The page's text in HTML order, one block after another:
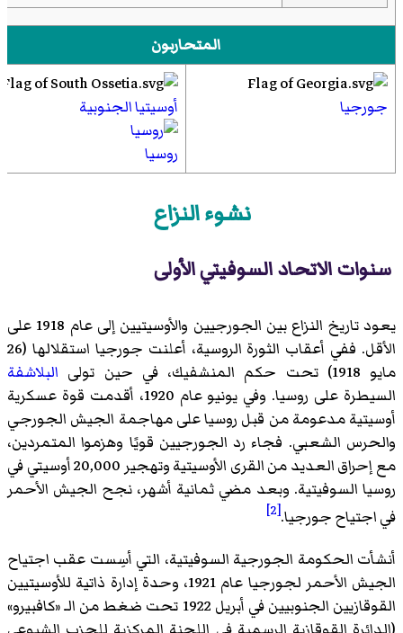
المتحاربون
جورجيا
أوسيتيا الجنوبية
روسيا
نشوء النزاع
سنوات الاتحاد السوفيتي الأولى
يعود تاريخ النزاع بين الجورجيين والأوسيتيين إلى عام 1918 على
الأقل. ففي أعقاب الثورة الروسية، أعلنت جورجيا استقلالها (26
مايو 1918) تحت حكم المنشفيك، في حين تولى
البلاشفة
السيطرة على روسيا. وفي يونيو عام 1920، أقدمت قوة عسكرية
أوسيتية مدعومة من قبل روسيا على مهاجمة الجيش الجورجي
والحرس الشعبي. فجاء رد الجورجيين قويًا وهزموا المتمردين،
مع إحراق العديد من القرى الأوسيتية وتهجير 20,000 أوسيتي في
روسيا السوفيتية. وبعد مضي ثمانية أشهر، نجح الجيش الأحمر
في اجتياح جورجيا.[2]
أنشأت الحكومة الجورجية السوفيتية، التي أسِست عقب اجتياح
الجيش الأحمر لجورجيا عام 1921، وحدة إدارة ذاتية للأوسيتيين
القوقازيين الجنوبيين في أبريل 1922 تحت ضغط من الـ «كافبيرو»